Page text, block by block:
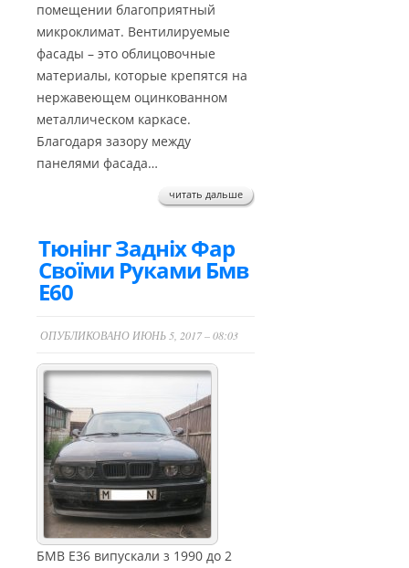
помещении благоприятный
микроклимат. Вентилируемые
фасады – это облицовочные
материалы, которые крепятся на
нержавеющем оцинкованном
металлическом каркасе.
Благодаря зазору между
панелями фасада…
читать дальше
Тюнінг Задніх Фар
Своїми Руками Бмв
Е60
ОПУБЛИКОВАНО ИЮНЬ 5, 2017 – 08:03
БМВ Е36 випускали з 1990 до 2